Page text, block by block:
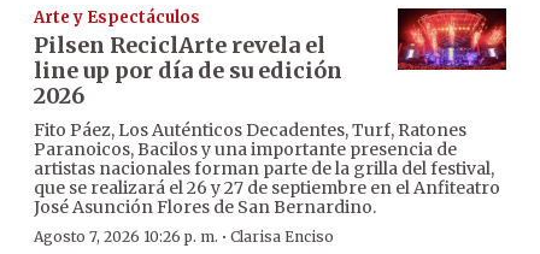
Arte y Espectáculos
Pilsen ReciclArte revela el
line up por día de su edición
2026
Fito Páez, Los Auténticos Decadentes, Turf, Ratones
Paranoicos, Bacilos y una importante presencia de
artistas nacionales forman parte de la grilla del festival,
que se realizará el 26 y 27 de septiembre en el Anfiteatro
José Asunción Flores de San Bernardino.
Agosto 7, 2026 10:26 p. m. · Clarisa Enciso